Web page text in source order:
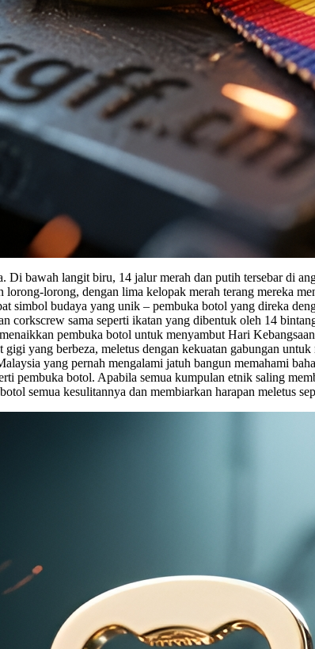
bawah langit biru, 14 jalur merah dan putih tersebar di
lorong, dengan lima kelopak merah terang mereka
simbol budaya yang unik – pembuka botol yang direka
sama seperti ikatan yang dibentuk oleh 14
pembuka botol untuk menyambut Hari
yang berbeza, meletus dengan kekuatan gabungan
yang pernah mengalami jatuh bangun memahami
pembuka botol. Apabila semua kumpulan etnik saling
semua kesulitannya dan membiarkan harapan meletus